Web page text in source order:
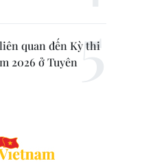
quan đến Kỳ thi
2026 ở Tuyên